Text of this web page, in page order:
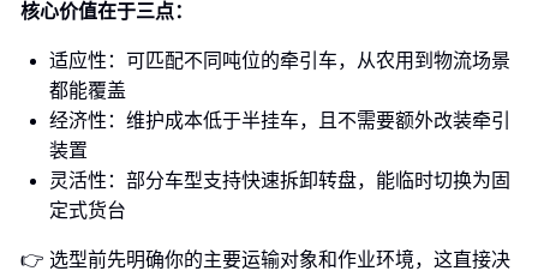
核心价值在于三点：
适应性：可匹配不同吨位的牵引车，从农用到物流场景
都能覆盖
经济性：维护成本低于半挂车，且不需要额外改装牵引
装置
灵活性：部分车型支持快速拆卸转盘，能临时切换为固
定式货台
👉 选型前先明确你的主要运输对象和作业环境，这直接决